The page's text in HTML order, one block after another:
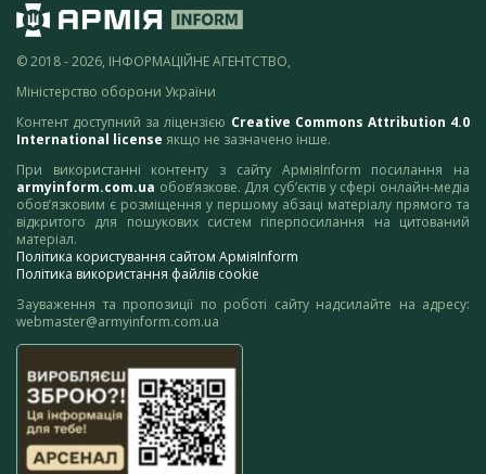
© 2018 - 2026, ІНФОРМАЦІЙНЕ АГЕНТСТВО,
Міністерство оборони України
Контент доступний за ліцензією Creative Commons Attribution 4.0
International license якщо не зазначено інше.
При використанні контенту з сайту АрміяInform посилання на
armyinform.com.ua обов’язкове. Для суб’єктів у сфері онлайн-медіа
обов’язковим є розміщення у першому абзаці матеріалу прямого та
відкритого для пошукових систем гіперпосилання на цитований
матеріал.
Політика користування сайтом АрміяInform
Політика використання файлів cookie
Зауваження та пропозиції по роботі сайту надсилайте на адресу:
webmaster@armyinform.com.ua